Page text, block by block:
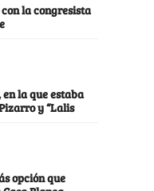
la congresista
la que estaba
y “Lalis
opción que